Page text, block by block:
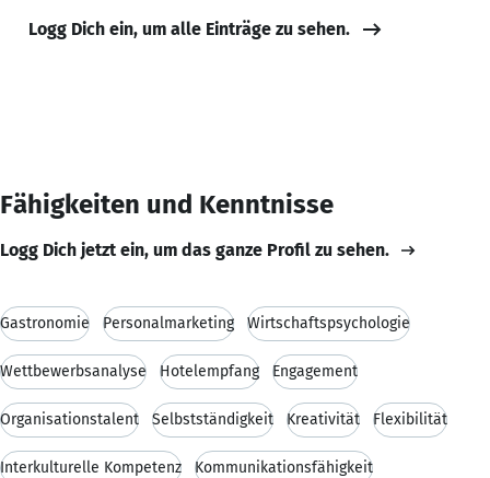
Logg Dich ein, um alle Einträge zu sehen.
Fähigkeiten und Kenntnisse
Logg Dich jetzt ein, um das ganze Profil zu sehen.
Gastronomie Personalmarketing Wirtschaftspsychologie
Wettbewerbsanalyse Hotelempfang Engagement
Organisationstalent Selbstständigkeit Kreativität Flexibilität
Interkulturelle Kompetenz Kommunikationsfähigkeit